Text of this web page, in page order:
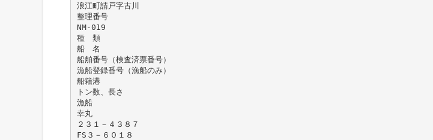
浪江町請戸字古川
整理番号
NM-019
種 類
船 名
船舶番号（検査済票番号）
漁船登録番号（漁船のみ）
船籍港
トン数、長さ
漁船
幸丸
２３１－４３８７
FS３－６０１８